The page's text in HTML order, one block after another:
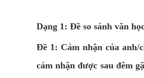
Dạng 1: Đề so sánh văn
Đề 1: Cảm nhận của anh/
cảm nhận được sau đêm